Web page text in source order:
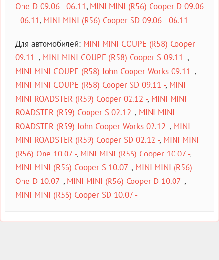
One D 09.06 - 06.11, MINI MINI (R56) Cooper D 09.06
- 06.11, MINI MINI (R56) Cooper SD 09.06 - 06.11
Для автомобилей: MINI MINI COUPE (R58) Cooper
09.11 -, MINI MINI COUPE (R58) Cooper S 09.11 -,
MINI MINI COUPE (R58) John Cooper Works 09.11 -,
MINI MINI COUPE (R58) Cooper SD 09.11 -, MINI
MINI ROADSTER (R59) Cooper 02.12 -, MINI MINI
ROADSTER (R59) Cooper S 02.12 -, MINI MINI
ROADSTER (R59) John Cooper Works 02.12 -, MINI
MINI ROADSTER (R59) Cooper SD 02.12 -, MINI MINI
(R56) One 10.07 -, MINI MINI (R56) Cooper 10.07 -,
MINI MINI (R56) Cooper S 10.07 -, MINI MINI (R56)
One D 10.07 -, MINI MINI (R56) Cooper D 10.07 -,
MINI MINI (R56) Cooper SD 10.07 -